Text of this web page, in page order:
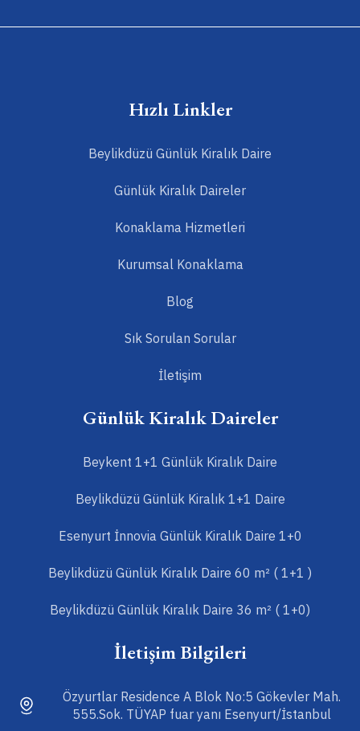
Hızlı Linkler
Beylikdüzü Günlük Kiralık Daire
Günlük Kiralık Daireler
Konaklama Hizmetleri
Kurumsal Konaklama
Blog
Sık Sorulan Sorular
İletişim
Günlük Kiralık Daireler
Beykent 1+1 Günlük Kiralık Daire
Beylikdüzü Günlük Kiralık 1+1 Daire
Esenyurt İnnovia Günlük Kiralık Daire 1+0
Beylikdüzü Günlük Kiralık Daire 60 m² ( 1+1 )
Beylikdüzü Günlük Kiralık Daire 36 m² ( 1+0)
İletişim Bilgileri
Özyurtlar Residence A Blok No:5 Gökevler Mah.
555.Sok. TÜYAP fuar yanı Esenyurt/İstanbul